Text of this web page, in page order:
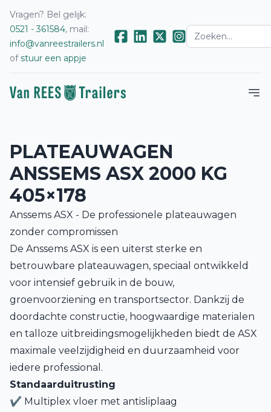
Vragen? Bel gelijk:
0521 - 361584, mail:
info@vanreestrailers.nl
ofstuur een appje
PLATEAUWAGEN
ANSSEMS ASX 2000 KG
405×178
Anssems ASX - De professionele plateauwagen
zonder compromissen
De Anssems ASX is een uiterst sterke en
betrouwbare plateauwagen, speciaal ontwikkeld
voor intensief gebruik in de bouw,
groenvoorziening en transportsector. Dankzij de
doordachte constructie, hoogwaardige materialen
en talloze uitbreidingsmogelijkheden biedt de ASX
maximale veelzijdigheid en duurzaamheid voor
iedere professional.
Standaarduitrusting
✔ Multiplex vloer met antisliplaag